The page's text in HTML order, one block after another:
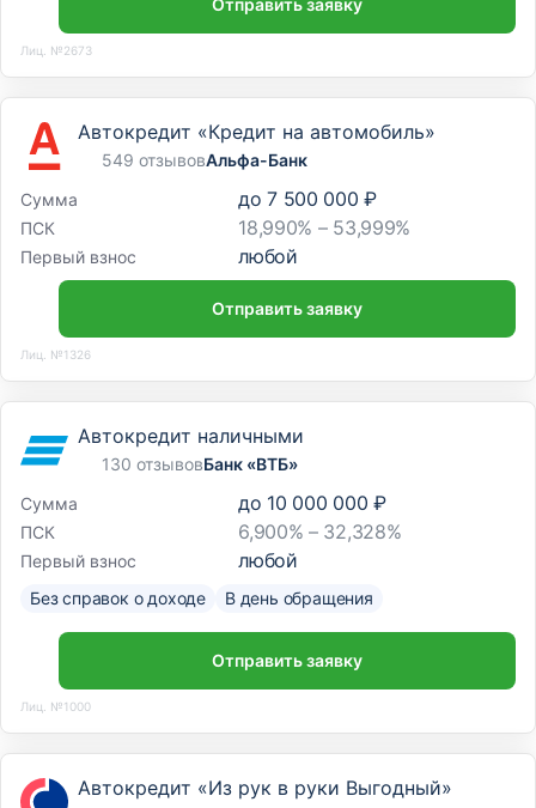
Отправить заявку
Лиц. №2673
Автокредит «Кредит на автомобиль»
549 отзывовАльфа-Банк
Сумма
до 7 500 000 ₽
ПСК 18,990% – 53,999%
Первый взнос любой
Отправить заявку
Лиц. №1326
Автокредит наличными
130 отзывовБанк «ВТБ»
Сумма
до 10 000 000 ₽
ПСК 6,900% – 32,328%
Первый взнос любой
Без справок о доходе В день обращения
Отправить заявку
Лиц. №1000
Автокредит «Из рук в руки Выгодный»